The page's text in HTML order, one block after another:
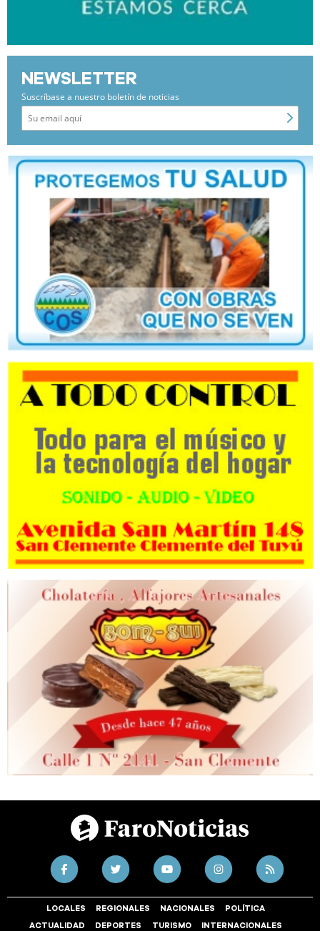
NEWSLETTER
Suscríbase a nuestro boletín de noticias
LOCALES REGIONALES NACIONALES POLÍTICA
ACTUALIDAD DEPORTES TURISMO INTERNACIONALES